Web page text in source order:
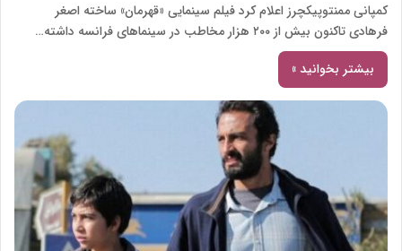
کمپانی ممنتوپیکچرز اعلام کرد فیلم سینمایی «قهرمان» ساخته اصغر
فرهادی تاکنون بیش از ۲۰۰ هزار مخاطب در سینماهای فرانسه داشته…
بیشتر بخوانید »